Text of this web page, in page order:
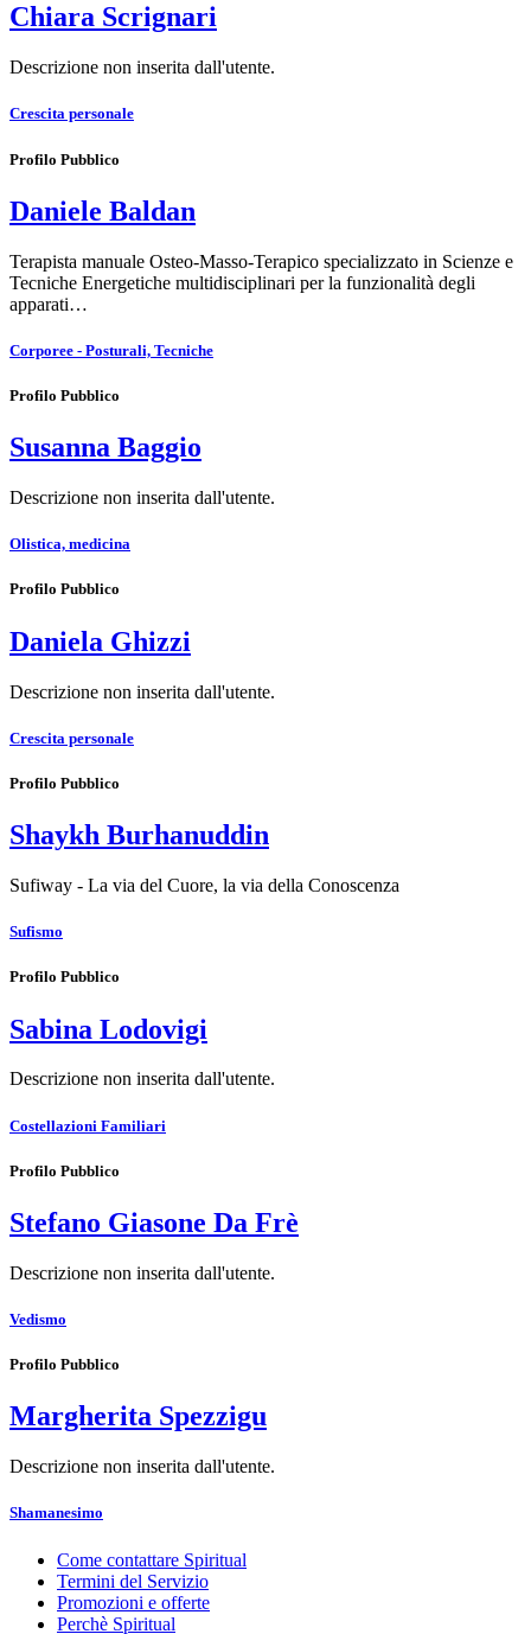
Chiara Scrignari
Descrizione non inserita dall'utente.
Crescita personale
Profilo Pubblico
Daniele Baldan
Terapista manuale Osteo-Masso-Terapico specializzato in Scienze e
Tecniche Energetiche multidisciplinari per la funzionalità degli
apparati…
Corporee - Posturali, Tecniche
Profilo Pubblico
Susanna Baggio
Descrizione non inserita dall'utente.
Olistica, medicina
Profilo Pubblico
Daniela Ghizzi
Descrizione non inserita dall'utente.
Crescita personale
Profilo Pubblico
Shaykh Burhanuddin
Sufiway - La via del Cuore, la via della Conoscenza
Sufismo
Profilo Pubblico
Sabina Lodovigi
Descrizione non inserita dall'utente.
Costellazioni Familiari
Profilo Pubblico
Stefano Giasone Da Frè
Descrizione non inserita dall'utente.
Vedismo
Profilo Pubblico
Margherita Spezzigu
Descrizione non inserita dall'utente.
Shamanesimo
Come contattare Spiritual
Termini del Servizio
Promozioni e offerte
Perchè Spiritual